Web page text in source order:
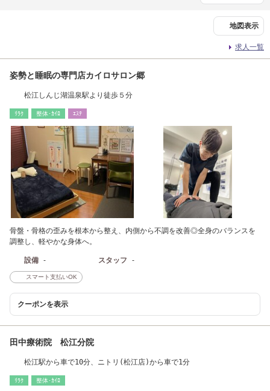
地図表示
求人一覧
姿勢と睡眠の専門店カイロサロン郷
松江しんじ湖温泉駅より徒歩５分
ﾘﾗｸ 整体･ｶｲﾛ ｴｽﾃ
骨盤・骨格の歪みを根本から整え、内側から不調を改善◎全身のバランスを
調整し、軽やかな身体へ。
設備 - スタッフ -
スマート支払いOK
クーポンを表示
田中療術院 松江分院
松江駅から車で10分、ニトリ(松江店)から車で1分
ﾘﾗｸ 整体･ｶｲﾛ